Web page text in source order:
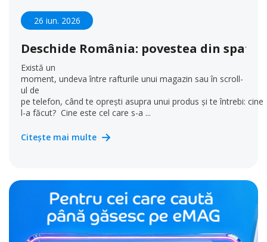
26 iun. 2026
Deschide România: povestea din
Există un
moment, undeva între rafturile unui magazin sau în scroll-
ul de
pe telefon, când te oprești asupra unui produs și te întrebi: cine
l-a făcut? Cine este cel care s-a ...
Citește mai multe